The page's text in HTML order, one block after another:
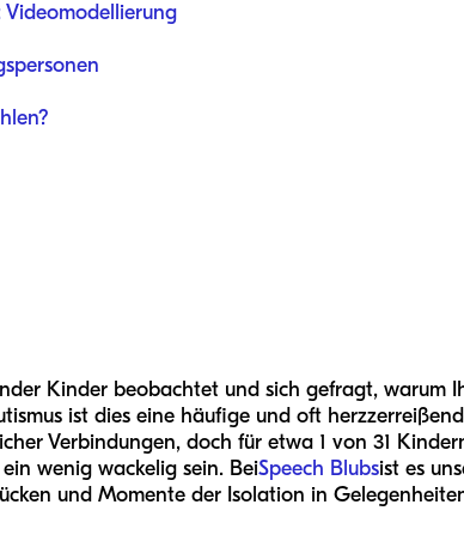
Videomodellierung
Kinder beobachtet und sich gefragt, warum
ist dies eine häufige und oft
Verbindungen, doch für etwa 1 von 31
wenig wackelig sein. BeiSpeech Blubsist es
und Momente der Isolation in